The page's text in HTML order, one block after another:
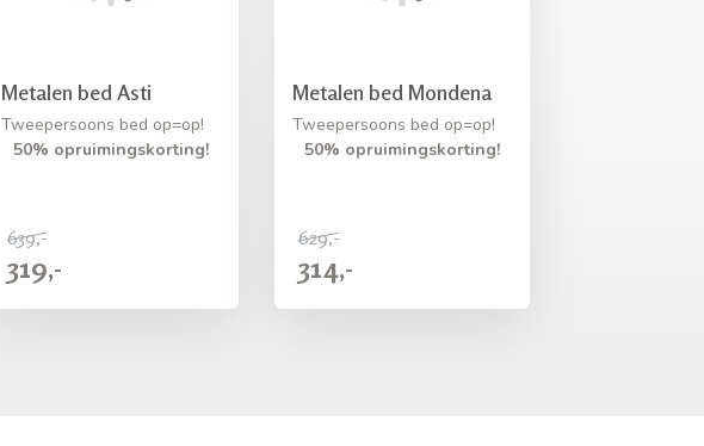
Metalen bed Asti
Tweepersoons bed op=op!
50% opruimingskorting!
639,-
319,-
Metalen bed Mondena
Tweepersoons bed op=op!
50% opruimingskorting!
629,-
314,-